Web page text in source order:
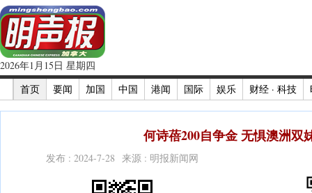
2026年1月15日 星期四
首页
要闻 加国 中国 港闻 国际 娱乐 财经 · 科技
何诗蓓200自争金 无惧澳洲双
发布 : 2024-7-28 来源 : 明报新闻网